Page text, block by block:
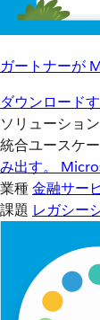
ガートナーが
ダウンロード
ソリューション
統合ユースケ
み出す。
業種金融サー
課題 レガシー